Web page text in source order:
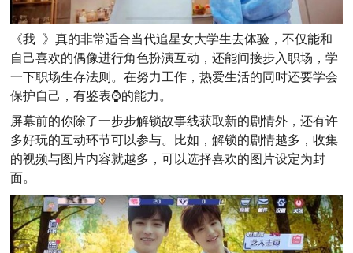
《我+》真的非常适合当代追星女大学生去体验，不仅能和
自己喜欢的偶像进行角色扮演互动，还能间接步入职场，学
一下职场生存法则。在努力工作，热爱生活的同时还要学会
保护自己，有鉴表⌚️的能力。
屏幕前的你除了一步步解锁故事线获取新的剧情外，还有许
多好玩的互动环节可以参与。比如，解锁的剧情越多，收集
的视频与图片内容就越多，可以选择喜欢的图片设定为封
面。